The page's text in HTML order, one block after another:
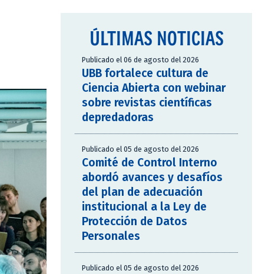
ÚLTIMAS NOTICIAS
Publicado el 06 de agosto del 2026
UBB fortalece cultura de
Ciencia Abierta con webinar
sobre revistas científicas
depredadoras
Publicado el 05 de agosto del 2026
Comité de Control Interno
abordó avances y desafíos
del plan de adecuación
institucional a la Ley de
Protección de Datos
Personales
Publicado el 05 de agosto del 2026